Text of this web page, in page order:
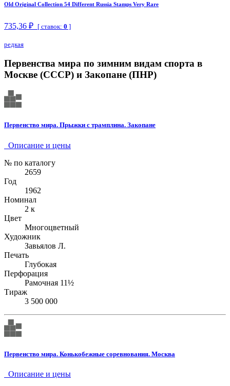
Old Original Collection 54 Different Russia Stamps Very Rare
735,36 ₽ [ ставок: 0 ]
редкая
Первенства мира по зимним видам спорта в
Москве (СССР) и Закопане (ПНР)
Первенство мира. Прыжки с трамплина. Закопане
Описание и цены
№ по каталогу
2659
Год
1962
Номинал
2 к
Цвет
Многоцветный
Художник
Завьялов Л.
Печать
Глубокая
Перфорация
Рамочная 11½
Тираж
3 500 000
Первенство мира. Конькобежные соревнования. Москва
Описание и цены